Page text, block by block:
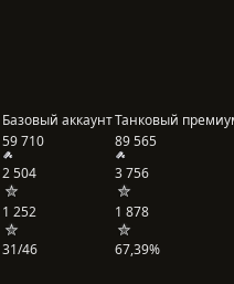
Базовый аккаунтТанковый
59 710
89 565
2 504 3 756
1 252
1 878
31/46 67,39%